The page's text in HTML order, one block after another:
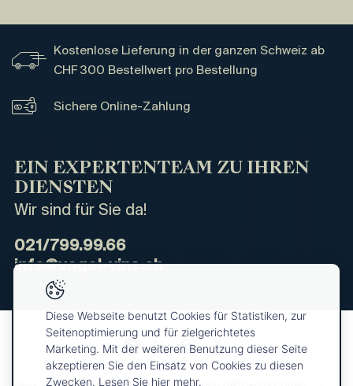
Kostenlose Lieferung in der ganzen Schweiz ab
CHF 300 Bestellwert pro Bestellung
Sichere Online-Zahlung
EIN EXPERTENTEAM ZU IHREN
DIENSTEN
Wir sind für Sie da!
021/799.99.66
info@vogel-vins.ch
Diese Webseite benutzt Cookies für Statistiken, zur
Seitenoptimierung und für zielgerichtetes
Marketing. Mit der weiteren Benutzung dieser Seite
akzeptieren Sie den Einsatz von Cookies zu diesen
Zwecken. Lesen Sie hier mehr.